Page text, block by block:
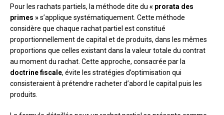
Pour les rachats partiels, la méthode dite du « prorata des
primes »s’applique systématiquement. Cette méthode
considère que chaque rachat partiel est constitué
proportionnellement de capital et de produits, dans les mêmes
proportions que celles existant dans la valeur totale du contrat
au moment du rachat. Cette approche, consacrée par la
doctrine fiscale, évite les stratégies d’optimisation qui
consisteraient à prétendre racheter d’abord le capital puis les
produits.